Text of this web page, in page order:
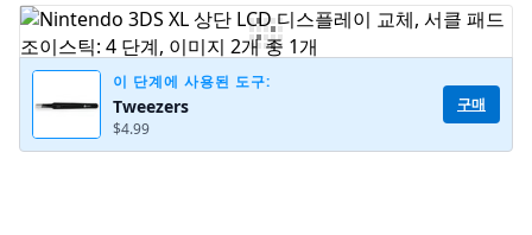
댓글 쓰기
이 단계에 사용된 도구:
Tweezers
$4.99
구매